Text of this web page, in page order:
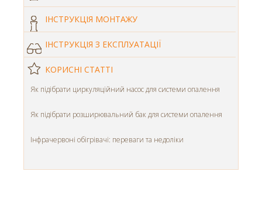
ІНСТРУКЦІЯ МОНТАЖУ
ІНСТРУКЦІЯ З ЕКСПЛУАТАЦІЇ
КОРИСНІ СТАТТІ
Як підібрати циркуляційний насос для системи опалення
Як підібрати розширювальний бак для системи опалення
Інфрачервоні обігрівачі: переваги та недоліки